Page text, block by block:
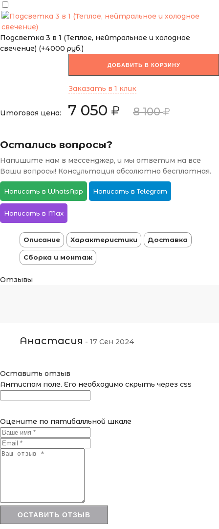
Подсветка 3 в 1 (Теплое, нейтральное и холодное
свечение) (+4000 руб.)
ДОБАВИТЬ В КОРЗИНУ
Заказать в 1 клик
Итоговая цена: 7 050 8 100
Остались вопросы?
Напишите нам в мессенджер, и мы ответим на все
Ваши вопросы! Консультация абсолютно бесплатная.
Написать в WhatsApp Написать в Telegram
Написать в Max
Описание Характеристики Доставка
Сборка и монтаж
Отзывы
Анастасия - 17 Сен 2024
Оставить отзыв
Антиспам поле. Его необходимо скрыть через css
Оцените по пятибалльной шкале